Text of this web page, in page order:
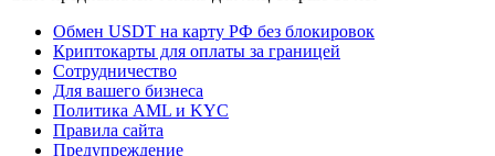
Обмен USDT на карту РФ без блокировок
Криптокарты для оплаты за границей
Сотрудничество
Для вашего бизнеса
Политика AML и KYC
Правила сайта
Предупреждение